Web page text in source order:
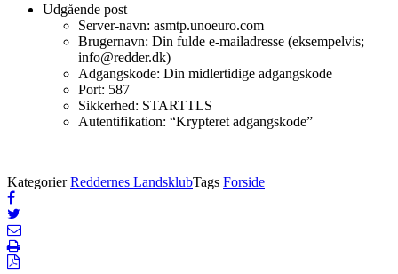
Udgående post
Server-navn: asmtp.unoeuro.com
Brugernavn: Din fulde e-mailadresse (eksempelvis;
info@redder.dk)
Adgangskode: Din midlertidige adgangskode
Port: 587
Sikkerhed: STARTTLS
Autentifikation: “Krypteret adgangskode”
KategorierReddernes LandsklubTags Forside